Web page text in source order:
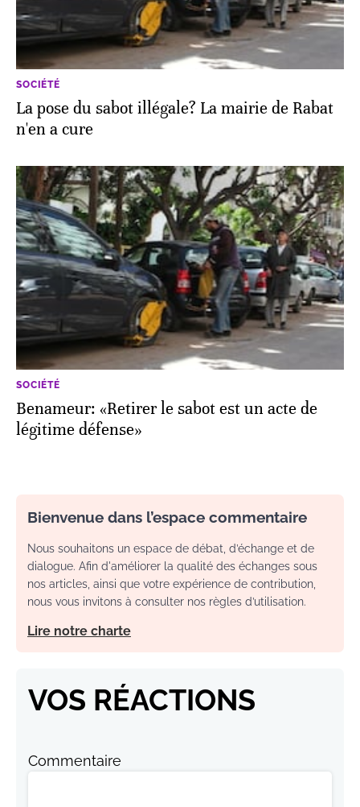
SOCIÉTÉ
La pose du sabot illégale? La mairie de Rabat
n'en a cure
SOCIÉTÉ
Benameur: «Retirer le sabot est un acte de
légitime défense»
Bienvenue dans l’espace commentaire
Nous souhaitons un espace de débat, d’échange et de
dialogue. Afin d'améliorer la qualité des échanges sous
nos articles, ainsi que votre expérience de contribution,
nous vous invitons à consulter nos règles d’utilisation.
Lire notre charte
VOS RÉACTIONS
Commentaire